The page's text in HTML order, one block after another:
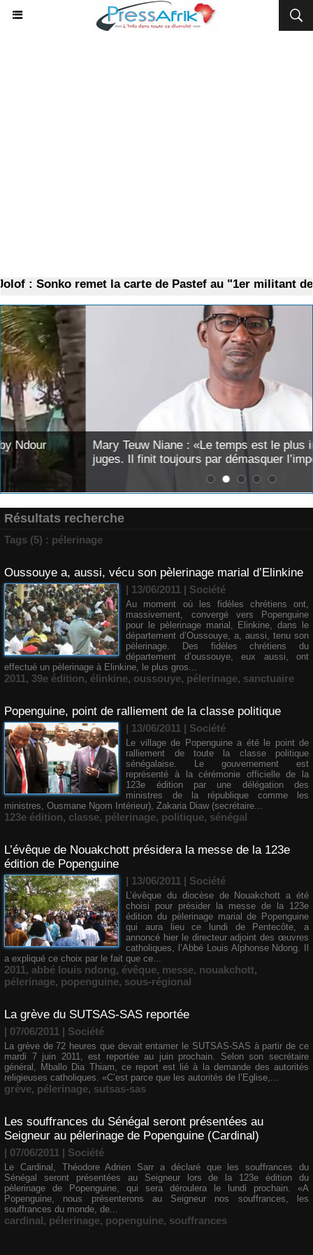
: Sonko remet la carte de Pastef au "1er militant de
Mary Teuw Niane : «Le temps est le plus implacable des
juges. Il finit toujours par démasquer l’imposture»
Résultats recherche
Tags (5) : pélerinage
Oussouye a, aussi, vécu son pèlerinage marial d’Elinkine
| 13/06/2011 | Société
Au moment où les fidèles chrétiens ont,
massivement, convergé vers Popenguine
pour le pèlerinage marial, Elinkine, dans le
département d’Oussouye, a, aussi, tenu son
pèlerinage. Des fidèles chrétiens du
département d’oussouye, eux aussi, ont
effectué un pèlerinage à Elinkine, le plus gros...
2011, 39e édition, élinkine, oussouye, pélerinage, sanctuaire
Popenguine, point de ralliement de la classe politique
| 13/06/2011 | Société
Le village de Popenguine a été le point de
ralliement de toute la classe politique
sénégalaise. Le gouvernement est
représenté à la cérémonie officielle de la
123e édition par une délégation des
ministres de la république comme les
ministres, Ousmane Ngom Intérieur), Zakaria Diaw (secrétaire...
123e édition, classe, pélerinage, politique, sénégal
L’évêque de Nouakchott présidera la messe de la 123e
édition de Popenguine
| 13/06/2011 | Société
L’évêque du diocèse de Nouakchott a été
choisi pour présider la messe de la 123e
édition du pèlerinage marial de Popenguine
qui aura lieu ce lundi de Pentecôte, a
annoncé hier le directeur adjoint des œuvres
catholiques, l’Abbé Louis Alphonse Ndong. Il
a expliqué ce choix par le fait que ce...
2011, abbé louis ndong, évêque, messe, nouakchott,
pélerinage, popenguine, sous-régional
La grève du SUTSAS-SAS reportée
| 07/06/2011 | Société
La grève de 72 heures que devait entamer le SUTSAS-SAS à partir de ce
mardi 7 juin 2011, est reportée au juin prochain. Selon son secrétaire
général, Mballo Dia Thiam, ce report est lié à la demande des autorités
religieuses catholiques. «C’est parce que les autorités de l’Eglise,...
grève, pélerinage, sutsas-sas
Les souffrances du Sénégal seront présentées au
Seigneur au pélerinage de Popenguine (Cardinal)
| 07/06/2011 | Société
Le Cardinal, Théodore Adrien Sarr a déclaré que les souffrances du
Sénégal seront présentées au Seigneur lors de la 123e édition du
pèlerinage de Popenguine, qui sera déroulera le lundi prochain. «A
Popenguine, nous présenterons au Seigneur nos souffrances, les
souffrances du monde, de...
cardinal, pélerinage, popenguine, souffrances